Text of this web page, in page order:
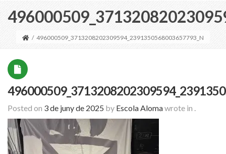
/ 496000509_3713208202309594_2391350568003657793_N
Posted on 3 de juny de 2025 by Escola Alomawrote in .